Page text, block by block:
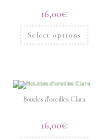
16,00€
Select options
Boucles d’oreilles Clara
16,00€